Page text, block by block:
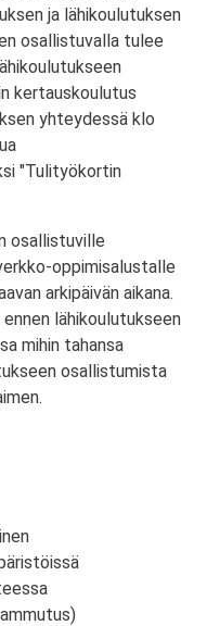
ja lähikoulutuksen
osallistuvalla tulee
kertauskoulutus
yhteydessä klo
"Tulityökortin
osallistuville
oppimisalustalle
arkipäivän aikana.
lähikoulutukseen
mihin tahansa
osallistumista